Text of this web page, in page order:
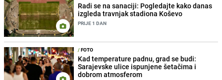
Radi se na sanaciji: Pogledajte kako danas
izgleda travnjak stadiona Koševo
PRIJE 1 DAN
/FOTO
Kad temperature padnu, grad se budi:
Sarajevske ulice ispunjene šetačima i
dobrom atmosferom